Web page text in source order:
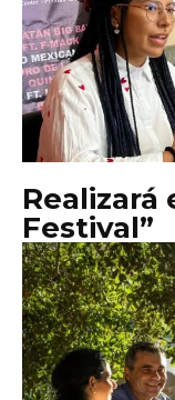
Realizará
Festival”